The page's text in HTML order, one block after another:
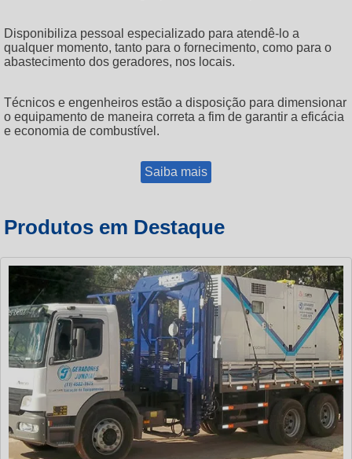
Disponibiliza pessoal especializado para atendê-lo a
qualquer momento, tanto para o fornecimento, como para o
abastecimento dos geradores, nos locais.
Técnicos e engenheiros estão a disposição para dimensionar
o equipamento de maneira correta a fim de garantir a eficácia
e economia de combustível.
Saiba mais
Produtos em Destaque